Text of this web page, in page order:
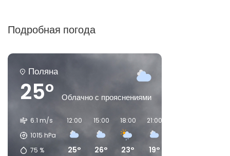
Подробная погода
Поляна
25° Облачно с прояснениями
6.1 m/s
1015 hPa
75 %
12:00
25°
15:00
26°
18:00
23°
21:00
19°